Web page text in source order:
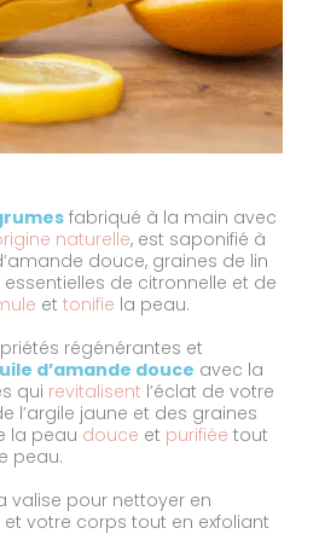
fabriqué à la main avec
naturelle, est saponifié à
douce, graines de lin
de citronnelle et de
et tonifie la peau.
régénérantes et
d’amande douce avec la
qui revitalisent l’éclat de votre
l’argile jaune et des graines
la peau douce et purifiée tout
peau.
valise pour nettoyer en
votre corps tout en exfoliant